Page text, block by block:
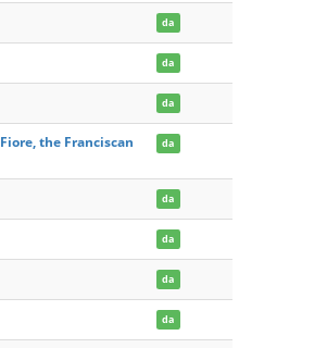
da
da
da
the Franciscan
da
da
da
da
da